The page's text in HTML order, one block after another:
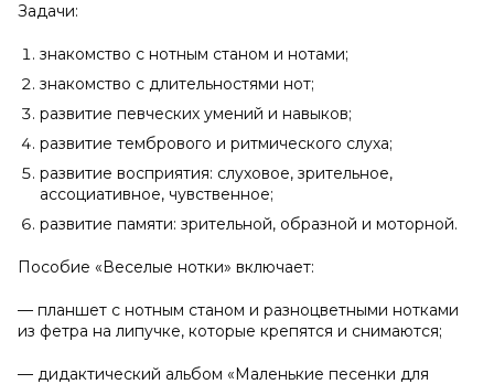
Задачи:
знакомство с нотным станом и нотами;
знакомство с длительностями нот;
развитие певческих умений и навыков;
развитие тембрового и ритмического слуха;
развитие восприятия: слуховое, зрительное,
ассоциативное, чувственное;
развитие памяти: зрительной, образной и моторной.
Пособие «Веселые нотки» включает:
— планшет с нотным станом и разноцветными нотками
из фетра на липучке, которые крепятся и снимаются;
— дидактический альбом «Маленькие песенки для